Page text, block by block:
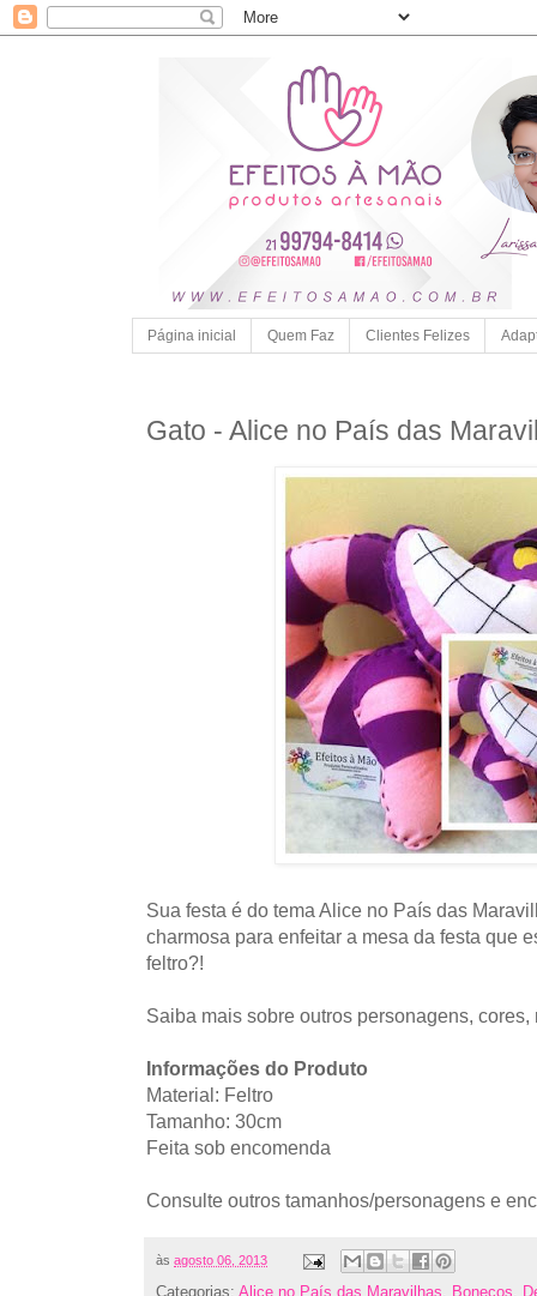
Página inicial Quem Faz Clientes Felizes
Gato - Alice no País das
Sua festa é do tema Alice no País das
charmosa para enfeitar a mesa da festa que
feltro?!
Saiba mais sobre outros personagens,
Informações do Produto
Material: Feltro
Tamanho: 30cm
Feita sob encomenda
Consulte outros tamanhos/personagens e
às agosto 06, 2013
Categorias: Alice no País das Maravilhas, Bonecos,